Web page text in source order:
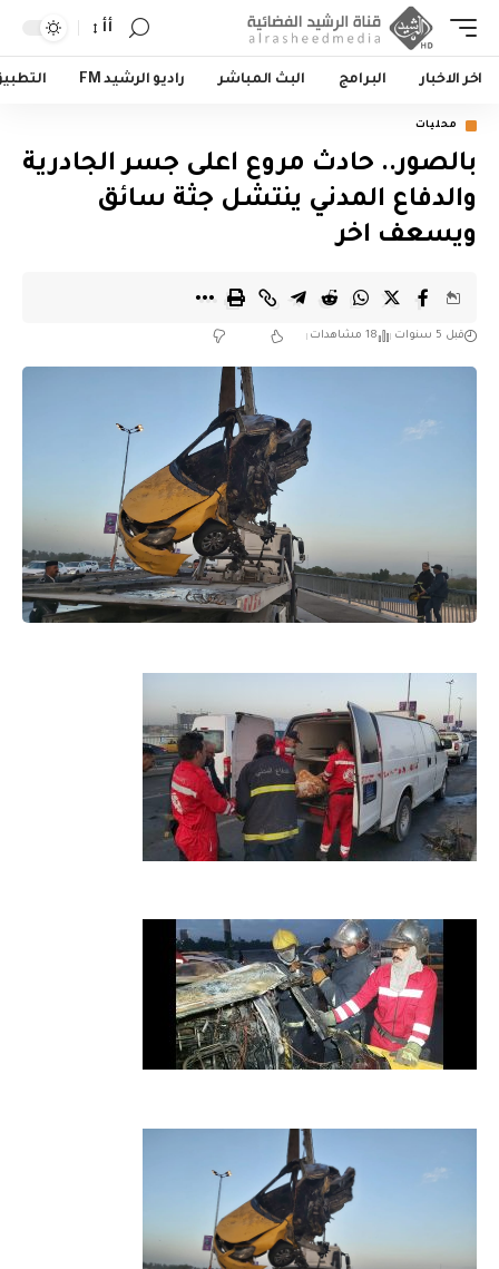
أأ
اخر الاخبار البرامج البث المباشر راديو الرشيد FM
محليات
بالصور.. حادث مروع اعلى جسر الجادرية
والدفاع المدني ينتشل جثة سائق
ويسعف اخر
قبل 5 سنوات 18 مشاهدات